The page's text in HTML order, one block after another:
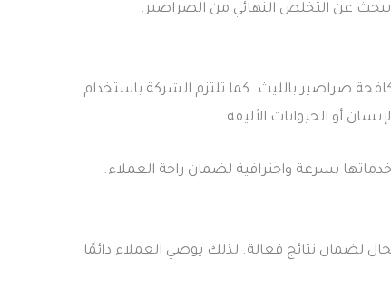
يبحث عن التخلص النهائي من الصراصير.
صراصير بالليث. كما تلتزم الشركة باستخدام
أو الحيوانات الأليفة.
بسرعة واحترافية لضمان راحة العملاء.
لضمان نتائج فعالة. لذلك يوصي العملاء دائمًا